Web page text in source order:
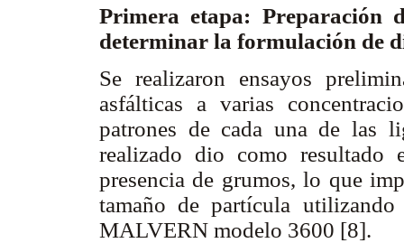
Primera etapa: Preparación
determinar la formulación de
Se realizaron ensayos
asfálticas a varias
patrones de cada una de las
realizado dio como resultado
presencia de grumos, lo que
tamaño de partícula
MALVERN modelo 3600 [8].